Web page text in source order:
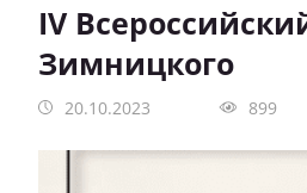
IV
Зимницкого
20.10.2023 899